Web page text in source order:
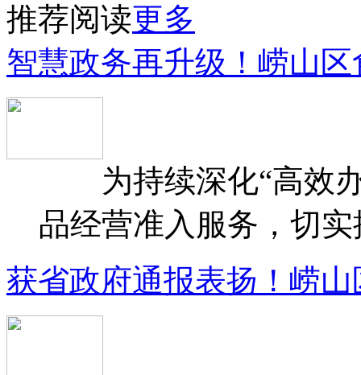
推荐阅读更多
智慧政务再升级！崂山
为持续深化“高效办
品经营准入服务，切
获省政府通报表扬！崂